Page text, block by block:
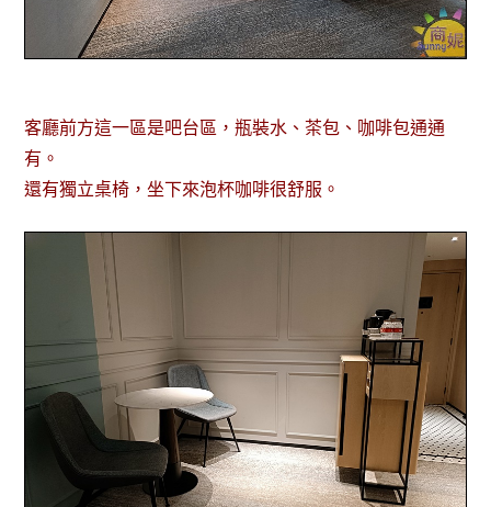
客廳前方這一區是吧台區，瓶裝水、茶包、咖啡包通通
有。
還有獨立桌椅，坐下來泡杯咖啡很舒服。